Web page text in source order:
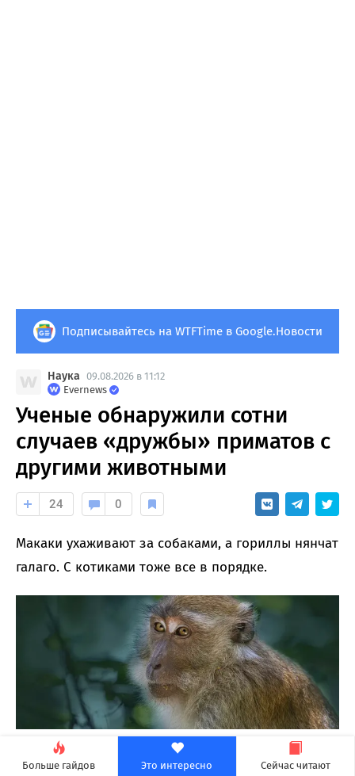
Больше гайдов Это интересно Сейчас читают
Подписывайтесь на WTFTime в Google.Новости
Наука 09.08.2026 в 11:12
Evernews
Ученые обнаружили сотни
случаев «дружбы» приматов с
другими животными
24 0
Макаки ухаживают за собаками, а гориллы нянчат
галаго. С котиками тоже все в порядке.
Приматы способны не только мирно